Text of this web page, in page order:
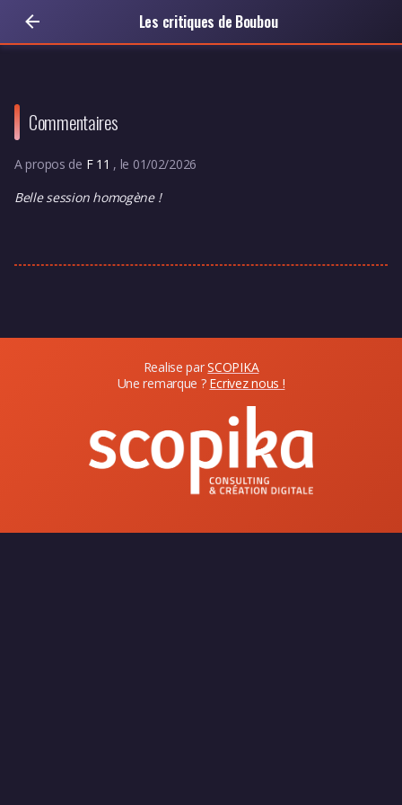
Les critiques de Boubou
Commentaires
A propos de F 11 , le 01/02/2026
Belle session homogène !
Realise parSCOPIKA
Une remarque ? Ecrivez nous !